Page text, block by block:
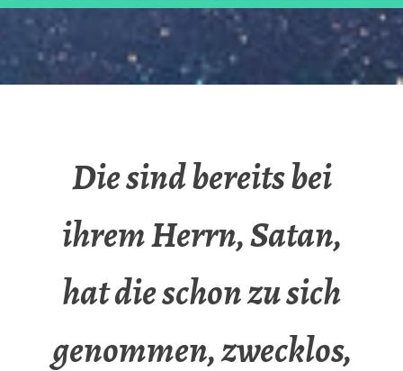
Die sind bereits bei
ihrem Herrn, Satan,
hat die schon zu sich
genommen, zwecklos,